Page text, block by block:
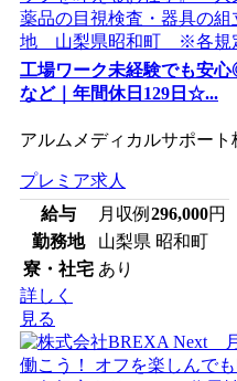
工場ワーク未経験でも安
など｜年間休日129日☆...
アルムメディカルサポー
プレミア求人
給与
月収例 296,000円
勤務地
山梨県 昭和町
寮・社宅 あり
詳しく
見る